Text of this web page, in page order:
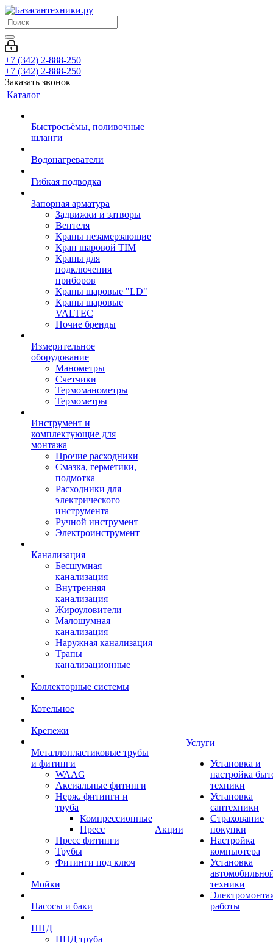
+7 (342) 2-888-250
+7 (342) 2-888-250
Заказать звонок
Каталог
Быстросъёмы, поливочные
шланги
Водонагреватели
Гибкая подводка
Запорная арматура
Задвижки и затворы
Вентеля
Краны незамерзающие
Кран шаровой TIM
Краны для
подключения
приборов
Краны шаровые "LD"
Краны шаровые
VALTEC
Почие бренды
Измерительное
оборудование
Манометры
Счетчики
Термоманометры
Термометры
Инструмент и
комплектующие для
монтажа
Прочие расходники
Смазка, герметики,
подмотка
Расходники для
электрического
инструмента
Ручной инструмент
Электроинструмент
Канализация
Бесшумная
канализация
Внутренняя
канализация
Жироуловители
Малошумная
канализация
Наружная канализация
Трапы
канализационные
Коллекторные системы
Котельное
Крепежи
Металлопластиковые трубы
и фитинги
WAAG
Аксиальные фитинги
Нерж. фитинги и
труба
Компрессионные
Пресс
Пресс фитинги
Трубы
Фитинги под ключ
Мойки
Насосы и баки
ПНД
ПНД труба
Акции
Услуги
Установка и
настройка
техники
Установка
сантехники
Страхование
покупки
Настройка
компьютера
Установка
техники
работы